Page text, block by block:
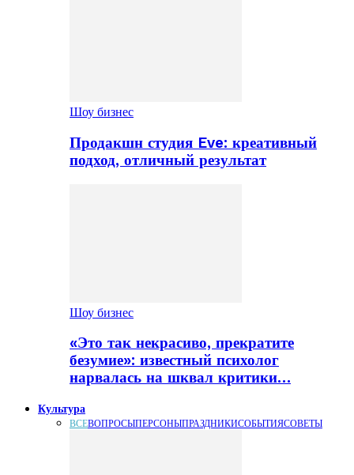
Шоу бизнес
Продакшн студия Eve: креативный
подход, отличный результат
Шоу бизнес
«Это так некрасиво, прекратите
безумие»: известный психолог
нарвалась на шквал критики…
Культура
ВСЕВОПРОСЫПЕРСОНЫПРАЗДНИКИСОБЫТИЯСОВЕТЫ